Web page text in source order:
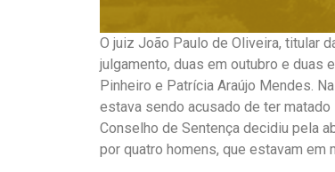
O juiz João Paulo de Oliveira, titular
julgamento, duas em outubro e duas
Pinheiro e Patrícia Araújo Mendes.
estava sendo acusado de ter
Conselho de Sentença decidiu pela
por quatro homens, que estavam